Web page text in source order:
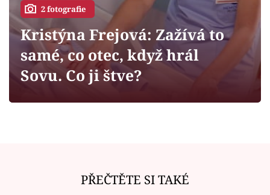
Sledujte prima+
Filmový festival Karlovy Vary
2 fotografie
Kristýna Frejová: Zažívá to
samé, co otec, když hrál
Sovu. Co ji štve?
PŘEČTĚTE SI TAKÉ